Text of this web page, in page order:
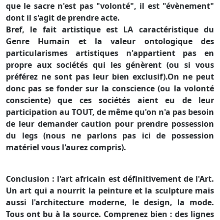
que le sacre n'est pas "volonté", il est "évènement"
dont il s'agit de prendre acte.
Bref, le fait artistique est LA caractéristique du
Genre Humain et la valeur ontologique des
particularismes artistiques n'appartient pas en
propre aux sociétés qui les génèrent (ou si vous
préférez ne sont pas leur bien exclusif).On ne peut
donc pas se fonder sur la conscience (ou la volonté
consciente) que ces sociétés aient eu de leur
participation au TOUT, de même qu'on n'a pas besoin
de leur demander caution pour prendre possession
du legs (nous ne parlons pas ici de possession
matériel vous l'aurez compris).
Conclusion : l'art africain est définitivement de l'Art.
Un art qui a nourrit la peinture et la sculpture mais
aussi l'architecture moderne, le design, la mode.
Tous ont bu à la source. Comprenez bien : des lignes